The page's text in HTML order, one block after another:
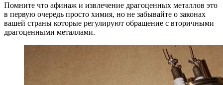
Помните что афинаж и извлечение драгоценных металлов это
в первую очередь просто химия, но не забывайте о законах
вашей страны которые регулируют обращение с вторичными
драгоценными металлами.